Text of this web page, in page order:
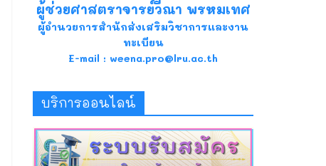
ผู้ช่วยศาสตราจารย์วีณา พรหมเทศ
ผู้อำนวยการสำนักส่งเสริมวิชาการและงาน
ทะเบียน
E-mail : weena.pro@lru.ac.th
บริการออนไลน์